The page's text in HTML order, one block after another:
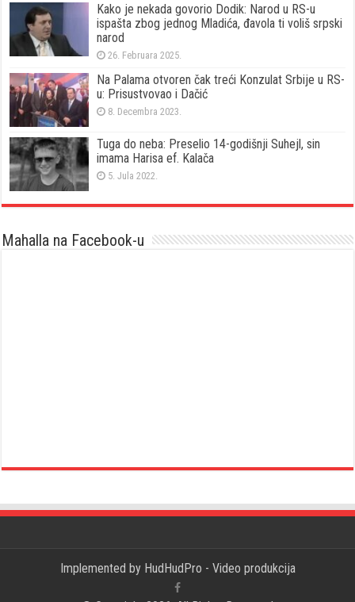
Kako je nekada govorio Dodik: Narod u RS-u
ispašta zbog jednog Mladića, đavola ti voliš srpski
narod
26. Februara 2025.
Na Palama otvoren čak treći Konzulat Srbije u RS-
u: Prisustvovao i Dačić
8. Decembra 2023.
Tuga do neba: Preselio 14-godišnji Suhejl, sin
imama Harisa ef. Kalača
5. Jula 2022.
Mahalla na Facebook-u
Implemented by HudHudPro - Video produkcija